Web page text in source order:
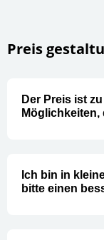
Preis
Der Preis ist
Ich bin in
bitte einen